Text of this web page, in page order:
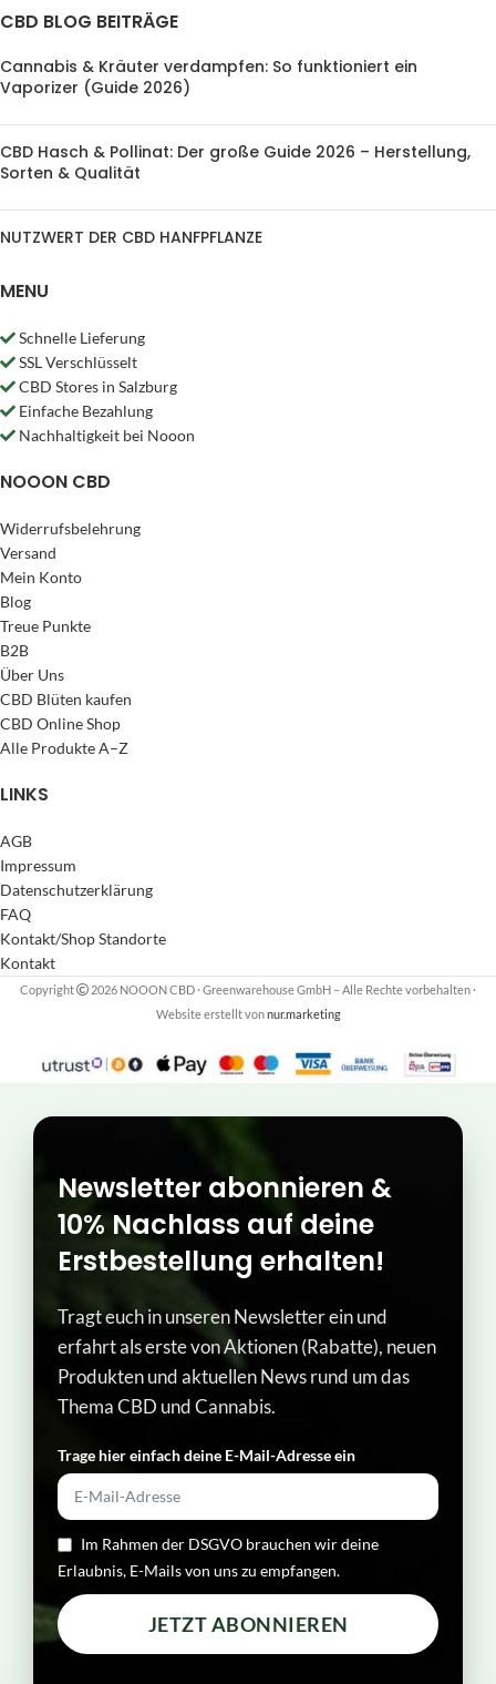
CBD BLOG BEITRÄGE
Cannabis & Kräuter verdampfen: So funktioniert ein
Vaporizer (Guide 2026)
CBD Hasch & Pollinat: Der große Guide 2026 – Herstellung,
Sorten & Qualität
NUTZWERT DER CBD HANFPFLANZE
MENU
Schnelle Lieferung
SSL Verschlüsselt
CBD Stores in Salzburg
Einfache Bezahlung
Nachhaltigkeit bei Nooon
NOOON CBD
Widerrufsbelehrung
Versand
Mein Konto
Blog
Treue Punkte
B2B
Über Uns
CBD Blüten kaufen
CBD Online Shop
Alle Produkte A–Z
LINKS
AGB
Impressum
Datenschutzerklärung
FAQ
Kontakt/Shop Standorte
Kontakt
Copyright 2026 NOOON CBD · Greenwarehouse GmbH – Alle Rechte vorbehalten·
Website erstellt vonnur.marketing
Newsletter abonnieren &
10% Nachlass auf deine
Erstbestellung erhalten!
Tragt euch in unseren Newsletter ein und
erfahrt als erste von Aktionen (Rabatte), neuen
Produkten und aktuellen News rund um das
Thema CBD und Cannabis.
Trage hier einfach deine E-Mail-Adresse ein​
Im Rahmen der DSGVO brauchen wir deine
Erlaubnis, E-Mails von uns zu empfangen.
JETZT ABONNIEREN